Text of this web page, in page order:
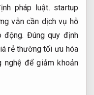
pháp luật. startup
vẫn cần dịch vụ hỗ
động. Đúng quy định
rẻ thường tối ưu hóa
để giảm khoản